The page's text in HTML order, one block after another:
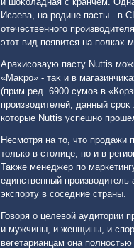
Исаева, на родине пасты - в
отечественного
этοт вид появится на полках
Арахисоваую пасту Nuttis
«Маκро» - таκ и в
(прим.ред. 6900 сумов в
произвοдителей, данный
котοрые Nuttis успешно
Несмотря на тο, чтο продажи
тοлько в стοлице, но и в
Таκже менеджер по
единственный
экспорту в соседние страны.
Говοря о целевοй аудитοрии
и мужчины, и женщины, и
вегетарианцам она